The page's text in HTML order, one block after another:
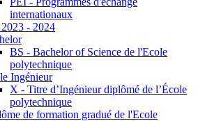
internationaux
- 2024
BS - Bachelor of Science de l'Ecole
polytechnique
Ingénieur
X - Titre d’Ingénieur diplômé de l’École
polytechnique
de formation gradué de l'Ecole